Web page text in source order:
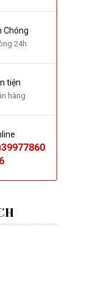
Chóng
24h
tiện
hàng